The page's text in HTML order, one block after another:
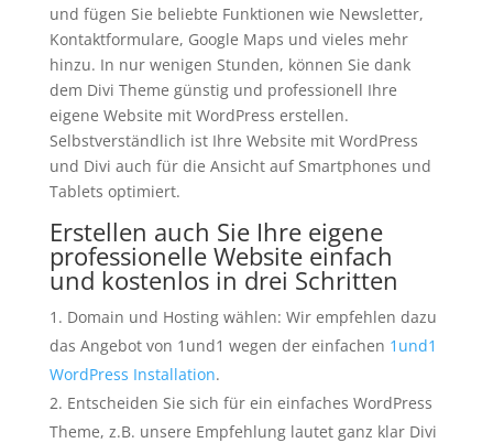
und fügen Sie beliebte Funktionen wie Newsletter,
Kontaktformulare, Google Maps und vieles mehr
hinzu. In nur wenigen Stunden, können Sie dank
dem Divi Theme günstig und professionell Ihre
eigene Website mit WordPress erstellen.
Selbstverständlich ist Ihre Website mit WordPress
und Divi auch für die Ansicht auf Smartphones und
Tablets optimiert.
Erstellen auch Sie Ihre eigene
professionelle Website einfach
und kostenlos in drei Schritten
Domain und Hosting wählen: Wir empfehlen dazu
das Angebot von 1und1 wegen der einfachen 1und1
WordPress Installation.
Entscheiden Sie sich für ein einfaches WordPress
Theme, z.B. unsere Empfehlung lautet ganz klar Divi